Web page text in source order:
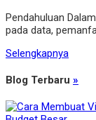
Pendahuluan
pada data,
Selengkapnya
Blog Terbaru »